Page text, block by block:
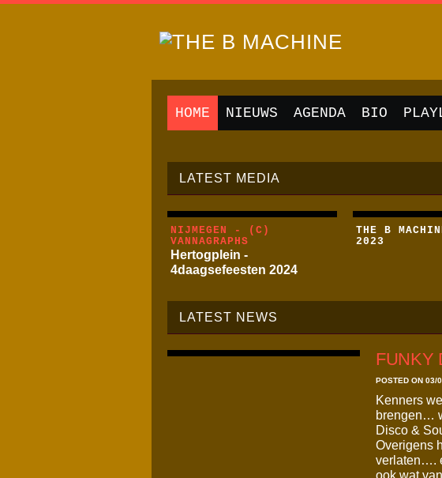
HOME NIEUWS AGENDA BIO
LATEST MEDIA
NIJMEGEN - (C)
VANNAGRAPHS
Hertogplein -
4daagsefeesten 2024
THE B
2023
LATEST NEWS
FUNKY
POSTED ON 03/
Kenners
brengen…
Disco &
Overigens
verlaten….
ook wat